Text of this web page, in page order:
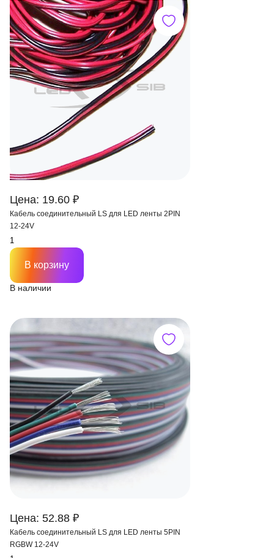
Цена: 19.60 ₽
Кабель соединительный LS для LED ленты 2PIN
12-24V
В наличии
В корзину
Цена: 52.88 ₽
Кабель соединительный LS для LED ленты 5PIN
RGBW 12-24V